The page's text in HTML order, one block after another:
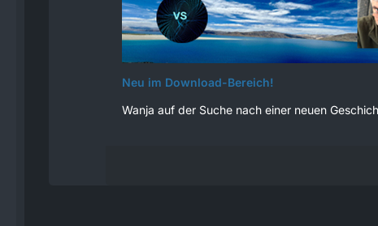
Neu im Download-Bereich!
Wanja auf der Suche nach einer neuen